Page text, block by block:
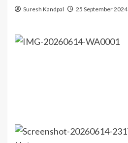
Suresh Kandpal 25 September 2024